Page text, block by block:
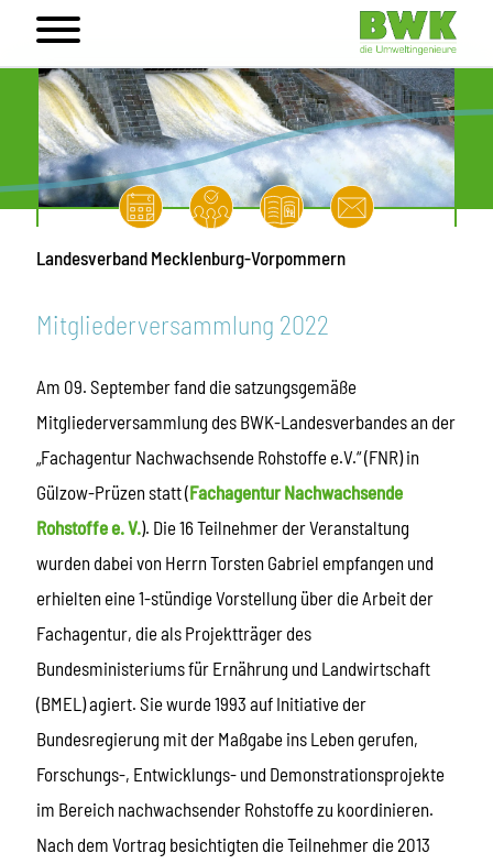
Landesverband Mecklenburg-Vorpommern
Mitgliederversammlung 2022
Am 09. September fand die satzungsgemäße
Mitgliederversammlung des BWK-Landesverbandes an der
„Fachagentur Nachwachsende Rohstoffe e.V.“ (FNR) in
Gülzow-Prüzen statt (Fachagentur Nachwachsende
Rohstoffe e. V.). Die 16 Teilnehmer der Veranstaltung
wurden dabei von Herrn Torsten Gabriel empfangen und
erhielten eine 1-stündige Vorstellung über die Arbeit der
Fachagentur, die als Projektträger des
Bundesministeriums für Ernährung und Landwirtschaft
(BMEL) agiert. Sie wurde 1993 auf Initiative der
Bundesregierung mit der Maßgabe ins Leben gerufen,
Forschungs-, Entwicklungs- und Demonstrationsprojekte
im Bereich nachwachsender Rohstoffe zu koordinieren.
Nach dem Vortrag besichtigten die Teilnehmer die 2013